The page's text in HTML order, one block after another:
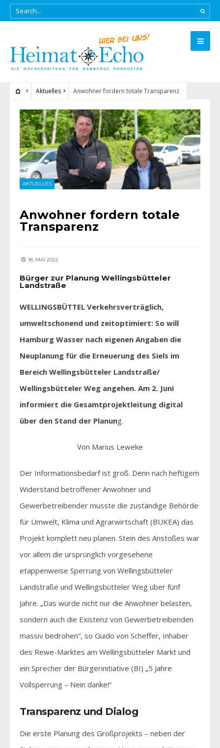
Aktuelles Anwohner fordern totale Transparenz
AKTUELLES
Anwohner fordern totale
Transparenz
18. MAI 2022
Bürger zur Planung Wellingsbütteler
Landstraße
WELLINGSBÜTTEL Verkehrsverträglich,
umweltschonend und zeitoptimiert: So will
Hamburg Wasser nach eigenen Angaben die
Neuplanung für die Erneuerung des Siels im
Bereich Wellingsbütteler Landstraße/
Wellingsbütteler Weg angehen. Am 2. Juni
informiert die Gesamtprojektleitung digital
über den Stand der Planung.
Von Marius Leweke
Der Informationsbedarf ist groß. Denn nach heftigem
Widerstand betroffener Anwohner und
Gewerbetreibender musste die zuständige Behörde
für Umwelt, Klima und Agrarwirtschaft (BUKEA) das
Projekt komplett neu planen. Stein des Anstoßes war
vor allem die ursprünglich vorgesehene
etappenweise Sperrung von Wellingsbütteler
Landstraße und Wellingsbütteler Weg über fünf
Jahre. „Das würde nicht nur die Anwohner belasten,
sondern auch die Existenz von Gewerbetreibenden
massiv bedrohen“, so Guido von Scheffer, Inhaber
des Rewe-Marktes am Wellingsbütteler Markt und
ein Sprecher der Bürgerinitiative (BI) „5 Jahre
Vollsperrung – Nein danke!“
Transparenz und Dialog
Die erste Planung des Großprojekts – neben der